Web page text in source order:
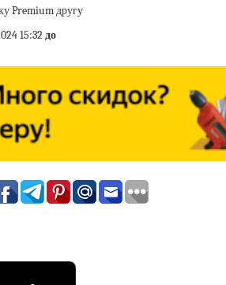
Premium другу
15:32до